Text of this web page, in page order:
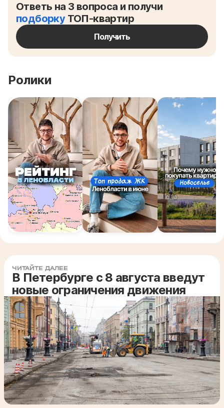
Ответь на 3 вопроса и получи
подборкуТОП-квартир
Получить
Ролики
ЧИТАЙТЕ ДАЛЕЕ
В Петербурге с 8 августа введут
новые ограничения движения